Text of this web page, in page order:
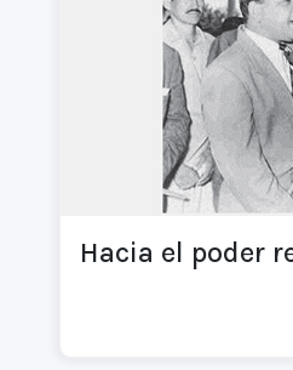
Hacia el poder